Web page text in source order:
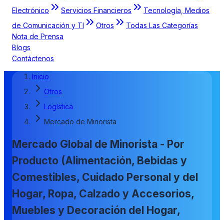
Electrónico
Servicios Financieros
Tecnología, Medios
de Comunicación y TI
Otros
Todas Las Categorías
Nota de Prensa
Blogs
Contáctenos
Inicio
Otros
Logística
Mercado de Minorista
Mercado Global de Minorista - Por
Producto (Alimentación, Bebidas y
Comestibles, Cuidado Personal y del
Hogar, Ropa, Calzado y Accesorios,
Muebles y Decoración del Hogar,